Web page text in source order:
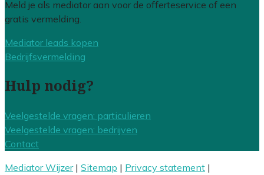
Meld je als mediator aan voor de offerteservice of een
gratis vermelding.
Mediator leads kopen
Bedrijfsvermelding
Hulp nodig?
Veelgestelde vragen: particulieren
Veelgestelde vragen: bedrijven
Contact
Mediator Wijzer| Sitemap | Privacy statement |